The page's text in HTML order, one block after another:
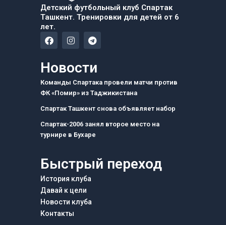
Детский футбольный клуб Спартак
Ташкент. Тренировки для детей от 6
лет.
F
a
e
b
o
k
I
n
a
g
r
a
m
T
e
g
a
m
Новости
Команды Спартака провели матчи против
ФК «Помир» из Таджикистана
Спартак Ташкент снова объявляет набор
Спартак-2006 занял второе место на
турнире в Бухаре
Быстрый переход
История клуба
Давай к цели
Новости клуба
Контакты